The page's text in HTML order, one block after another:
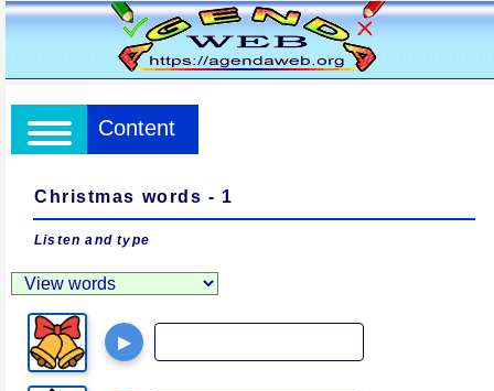
Content
Christmas words - 1
Listen and type
▶